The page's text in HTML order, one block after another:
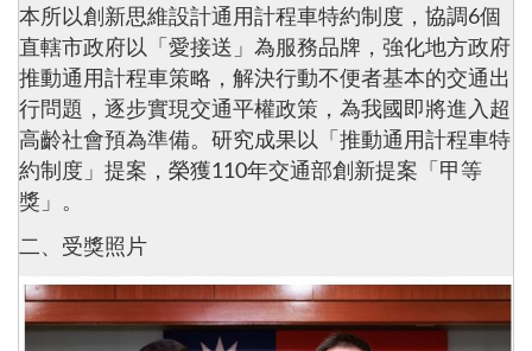
本所以創新思維設計通用計程車特約制度，協調6個
直轄市政府以「愛接送」為服務品牌，強化地方政府
推動通用計程車策略，解決行動不便者基本的交通出
行問題，逐步實現交通平權政策，為我國即將進入超
高齡社會預為準備。研究成果以「推動通用計程車特
約制度」提案，榮獲110年交通部創新提案「甲等
獎」。
二、受獎照片